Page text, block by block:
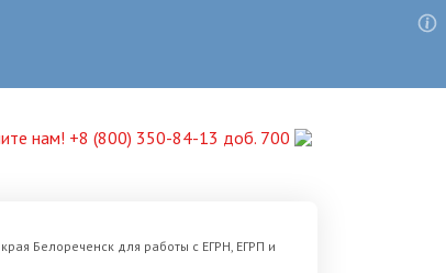
нам! +8 (800) 350-84-13 доб. 700
Белореченск для работы с ЕГРН, ЕГРП и